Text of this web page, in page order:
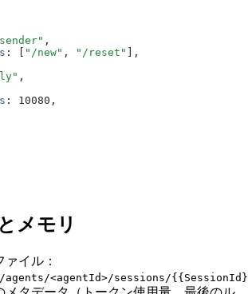
,
: "/new" , "/reset"
,
,
: 10080 ,
メモリ
イル：
agents/<agentId>/sessions/